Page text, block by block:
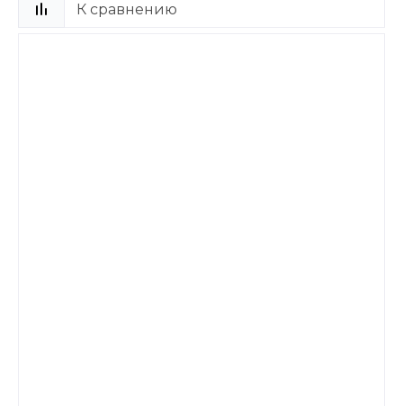
К сравнению